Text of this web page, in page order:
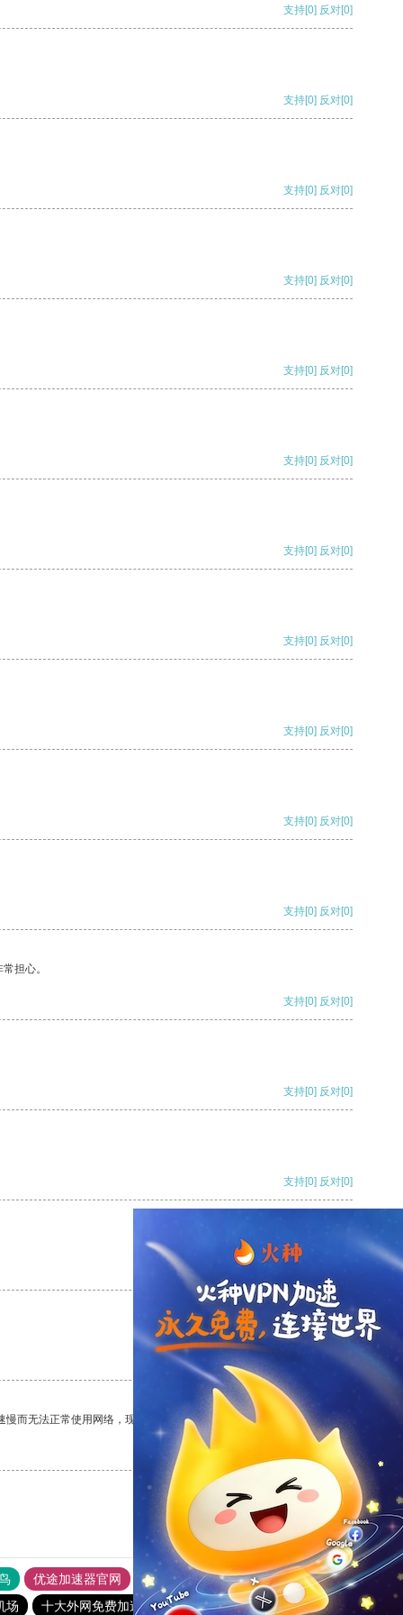
支持[0] 反对[0]
支持[0] 反对[0]
支持[0] 反对[0]
支持[0] 反对[0]
支持[0] 反对[0]
支持[0] 反对[0]
支持[0] 反对[0]
支持[0] 反对[0]
支持[0] 反对[0]
支持[0] 反对[0]
支持[0] 反对[0]
担心。
支持[0] 反对[0]
支持[0] 反对[0]
支持[0] 反对[0]
反对
而无法正常使用网络，现在有了这个app，我再也不用担心了。
反对[0]
优途加速器官网 风驰加速器 旋风加速器
八戒看书
场
十大外网免费加速神器 猎豹vp加速器官网 vqn加速